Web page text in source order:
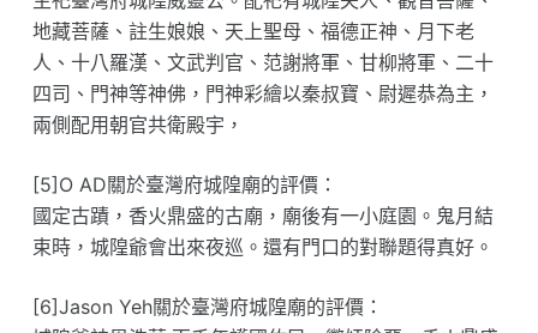
地藏菩薩、註生娘娘、天上聖母、福德正神、月下老
人、十八羅漢、文武判官、范謝將軍、甘柳將軍、二十
四司、門神等神佛，門神彩繪以秦叔寶、尉遲恭為主，
兩側配用朝官共衛殿宇，
[5]O AD關於臺灣府城隍廟的評價：
國定古蹟，香火鼎盛的古廟，廟後有一小庭園。鬼月結
束時，城隍爺會出來夜巡。還有門口的對聯題得真好。
[6]Jason Yeh關於臺灣府城隍廟的評價：